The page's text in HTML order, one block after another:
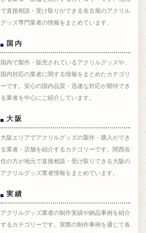
で直接相談・受け取りができる名古屋のアクリル
グッズ専門業者の情報をまとめています。
国内
国内で製作・販売されているアクリルグッズや、
国内対応の業者に関する情報をまとめたカテゴリ
ーです。安心の国内品質・迅速な対応が期待でき
る業者を中心にご紹介しています。
大阪
大阪エリアでアクリルグッズの製作・購入ができ
る業者・店舗を紹介するカテゴリーです。関西在
住の方が地元で直接相談・受け取りできる大阪の
アクリルグッズ業者情報をまとめています。
実績
アクリルグッズ業者の制作実績や納品事例を紹介
するカテゴリーです。実際の制作事例を通じて各